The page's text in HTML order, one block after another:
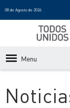
08 de Agosto de 2026
Menu